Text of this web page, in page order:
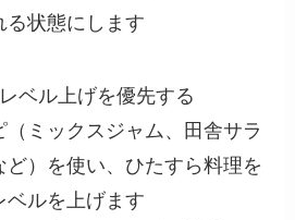
る状態にします
ベル上げを優先する
ミックスジャム、田舎サラ
ど）を使い、ひたすら料理を
ベルを上げます